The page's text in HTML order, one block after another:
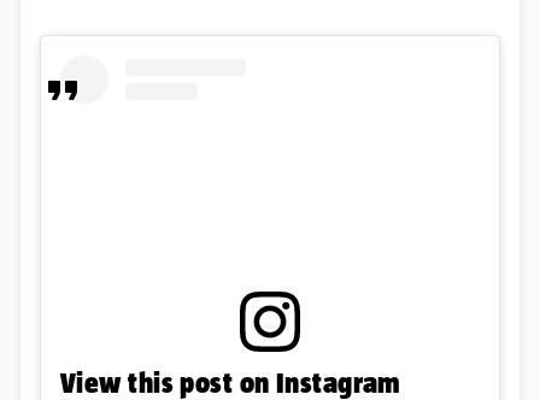
View this post on Instagram